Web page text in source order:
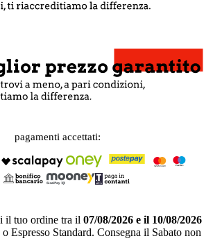
pagamenti accettati:
il tuo ordine tra il 07/08/2026 e il 10/08/2026
Espresso Standard. Consegna il Sabato non